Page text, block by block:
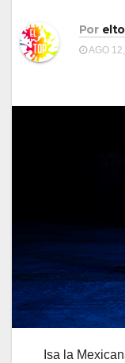
Por
AGO
Isa la